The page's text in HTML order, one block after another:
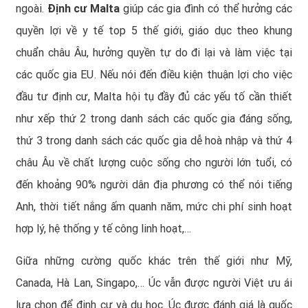
ngoài. Định cư Malta giúp các gia đình có thể hưởng các
quyền lợi về y tế top 5 thế giới, giáo dục theo khung
chuẩn châu Âu, hưởng quyền tự do đi lại và làm việc tại
các quốc gia EU. Nếu nói đến điều kiện thuận lợi cho việc
đầu tư định cư, Malta hội tụ đầy đủ các yếu tố cần thiết
như xếp thứ 2 trong danh sách các quốc gia đáng sống,
thứ 3 trong danh sách các quốc gia dễ hoà nhập và thứ 4
châu Âu về chất lượng cuộc sống cho người lớn tuổi, có
đến khoảng 90% người dân địa phương có thể nói tiếng
Anh, thời tiết nắng ấm quanh năm, mức chi phí sinh hoạt
hợp lý, hệ thống y tế công linh hoạt,…
Giữa những cường quốc khác trên thế giới như Mỹ,
Canada, Hà Lan, Singapo,… Úc vẫn được người Việt ưu ái
lựa chọn để định cư và du học. Úc được đánh giá là quốc